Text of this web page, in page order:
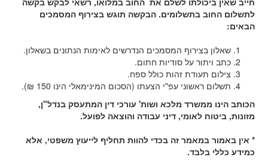
לתשלום החוב בתשלומים. הבקשה תוגש בצירוף המסמכים
הבאים:
שאלון בצירוף המסמכים הנדרשים לאימות הנתונים בשאלון.
כתב ויתור על סודיות חתום.
צילום תעודת זהות כולל ספח.
תשלום ראשוני עפ"י הצעתו (הסכום המינימאלי הינו 150 ₪).
הכותב הינו ממשרד מלכא ושות' עורכי דין המתעסק בנדל"ן,
מזונות, ביטוח לאומי, דיני עבודה והוצאה לפועל.
* אין באמור במאמר זה בכדי להוות תחליף לייעוץ משפטי, אלא
כמידע כללי בלבד.